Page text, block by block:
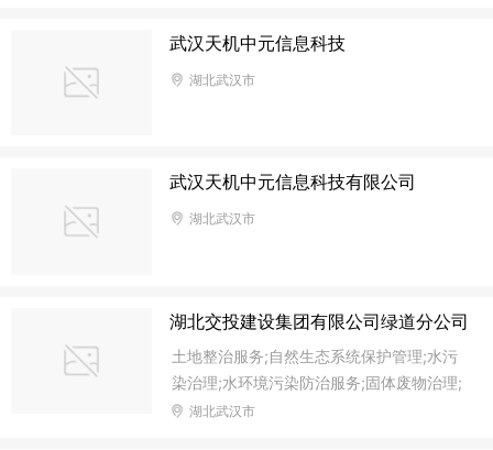
武汉天机中元信息科技
湖北武汉市
武汉天机中元信息科技有限公司
湖北武汉市
湖北交投建设集团有限公司绿道分公司
土地整治服务;自然生态系统保护管理;水污
染治理;水环境污染防治服务;固体废物治理;
土壤污染治理与修复服务;土壤环境污染防
湖北武汉市